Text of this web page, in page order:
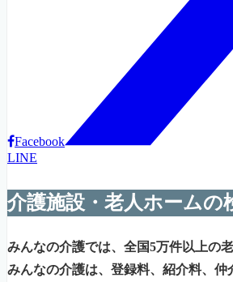
Facebook
LINE
介護施設・老人ホームの
みんなの介護では、全国5万件以上の
みんなの介護は、登録料、紹介料、仲